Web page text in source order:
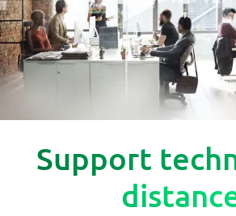
Support